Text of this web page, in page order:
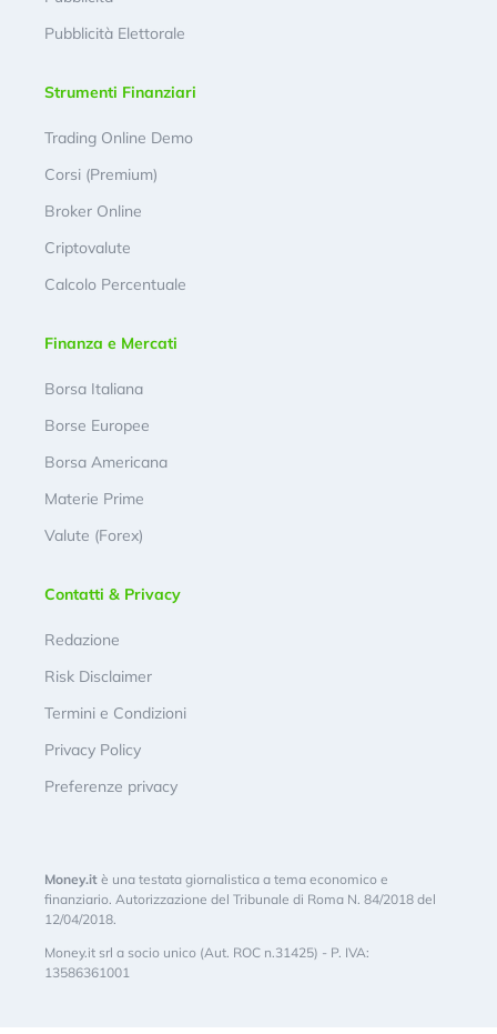
Pubblicità Elettorale
Strumenti Finanziari
Trading Online Demo
Corsi (Premium)
Broker Online
Criptovalute
Calcolo Percentuale
Finanza e Mercati
Borsa Italiana
Borse Europee
Borsa Americana
Materie Prime
Valute (Forex)
Contatti & Privacy
Redazione
Risk Disclaimer
Termini e Condizioni
Privacy Policy
Preferenze privacy
Money.it è una testata giornalistica a tema economico e
finanziario. Autorizzazione del Tribunale di Roma N. 84/2018 del
12/04/2018.
Money.it srl a socio unico (Aut. ROC n.31425) - P. IVA:
13586361001